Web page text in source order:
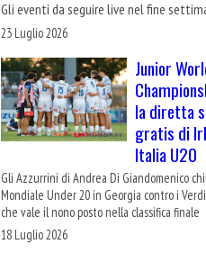
Gli eventi da seguire live nel fine
23 Luglio 2026
Junior
la diretta
gratis di
Italia U20
Gli Azzurrini di Andrea Di Giandomenico
Mondiale Under 20 in Georgia contro i
che vale il nono posto nella classifica finale
18 Luglio 2026